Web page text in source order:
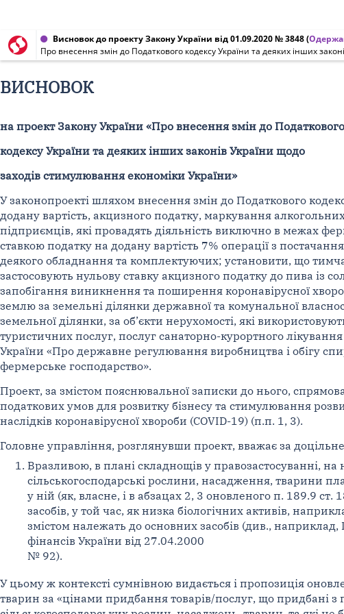
Висновок до проекту Закону України від 01.09.2020 № 3848(
Про внесення змін до Податкового кодексу України та деяких інших